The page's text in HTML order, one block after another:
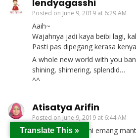
lendyagasshi
Posted on June 9, 2019 at 6:29 AM
Aaih~
Wajahnya jadi kaya beibi lagi,
Pasti pas dipegang kerasa
A whole new world with you
shining, shimering, splendid…
^^
Atisatya Arifin
Posted on June 9, 2019 at 6:44 AM
Facial treatment ini emang
Translate This »